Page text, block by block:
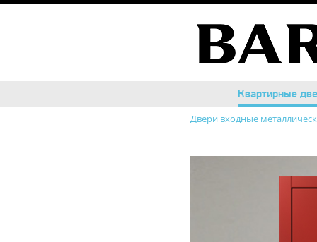
Квартирные
Квартирные
Двери входные